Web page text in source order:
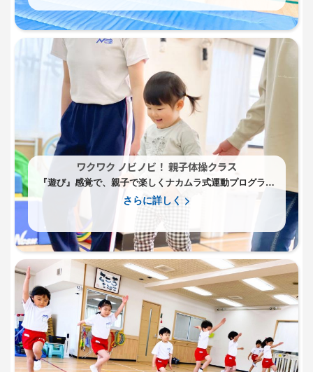
ワクワク ノビノビ！ 親子体操クラス
『遊び』感覚で、親子で楽しくナカムラ式運動プログラム
を。
満１歳～２歳児向けです。
さらに詳しく >